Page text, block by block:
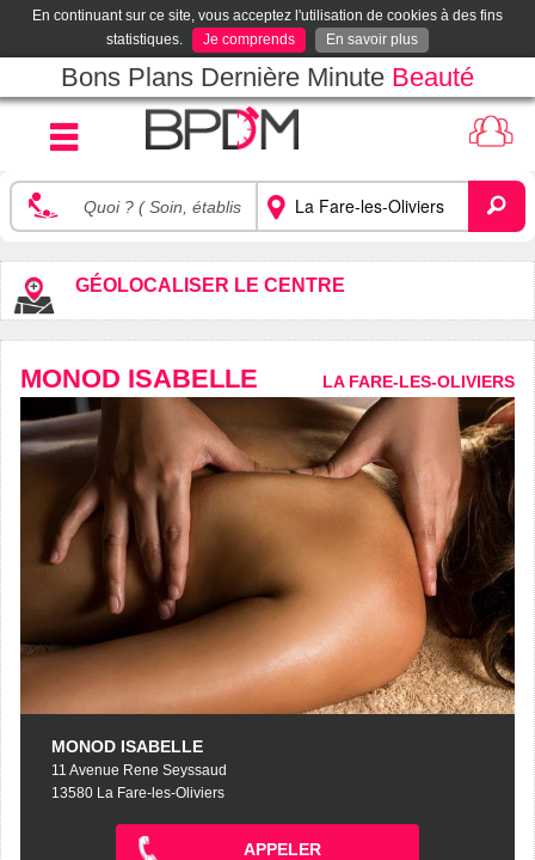
En continuant sur ce site, vous acceptez l'utilisation de cookies à des fins
statistiques.
Je comprends En savoir plus
Bons Plans Dernière Minute Beauté
GÉOLOCALISER LE CENTRE
MONOD ISABELLE LA FARE-LES-OLIVIERS
MONOD ISABELLE
11 Avenue Rene Seyssaud
13580 La Fare-les-Oliviers
APPELER